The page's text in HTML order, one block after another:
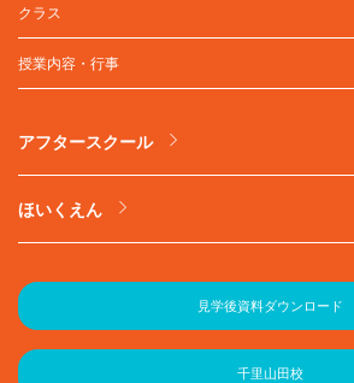
クラス
授業内容・行事
アフタースクール
ほいくえん
見学後資料ダウンロード
千里山田校